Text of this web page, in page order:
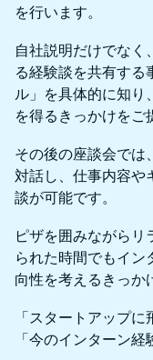
を行います。
自社説明だけでなく
る経験談を共有する
ル」を具体的に知り
を得るきっかけをご
その後の座談会では
対話し、仕事内容や
談が可能です。
ピザを囲みながら
られた時間でもイン
向性を考えるきっか
「スタートアップ
「今のインターン経